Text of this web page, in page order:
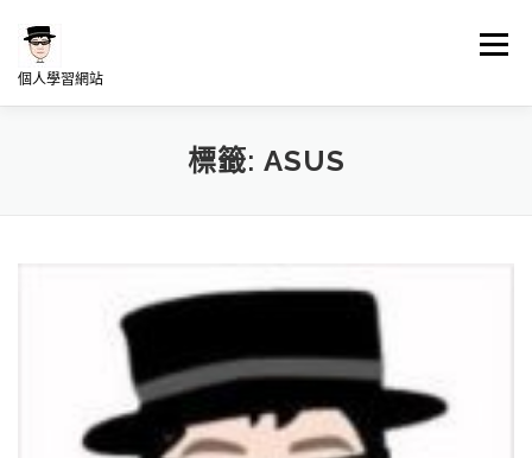
內
個人學習網站
選單
NAS架站學習 WORDPRESS學習
標籤: ASUS